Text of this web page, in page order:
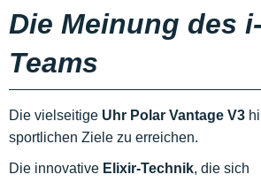
Die Meinung des
Teams
Die vielseitige Uhr Polar Vantage V3
sportlichen Ziele zu erreichen.
Die innovative Elixir-Technik, die sich